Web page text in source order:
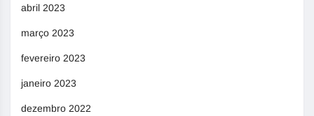
abril 2023
março 2023
fevereiro 2023
janeiro 2023
dezembro 2022